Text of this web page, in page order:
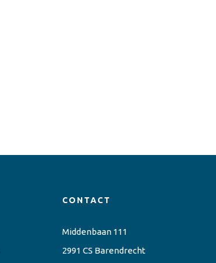
CONTACT
Middenbaan 111
2991 CS Barendrecht